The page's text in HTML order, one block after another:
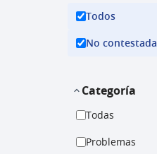
Todos
No contestada
Categoría
Todas
Problemas